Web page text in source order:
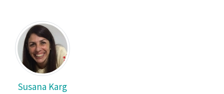
Susana Karg